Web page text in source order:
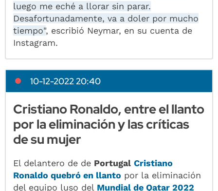
luego me eché a llorar sin parar.
Desafortunadamente, va a doler por mucho
tiempo", escribió Neymar, en su cuenta de
Instagram.
10-12-2022 20:40
Cristiano Ronaldo, entre el llanto
por la eliminación y las críticas
de su mujer
El delantero de de Portugal Cristiano
Ronaldo quebró en llanto por la eliminación
del equipo luso del Mundial de Qatar 2022